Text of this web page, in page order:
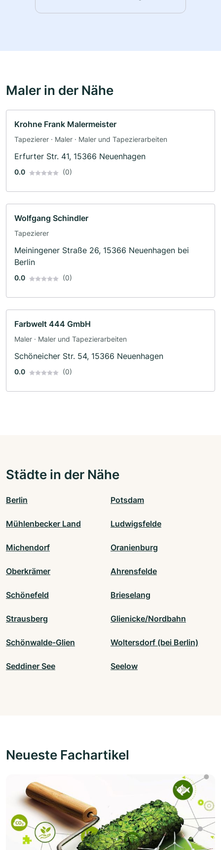
Maler in der Nähe
Krohne Frank Malermeister
Tapezierer · Maler · Maler und Tapezierarbeiten
Erfurter Str. 41, 15366 Neuenhagen
0.0 (0)
Wolfgang Schindler
Tapezierer
Meiningener Straße 26, 15366 Neuenhagen bei
Berlin
0.0 (0)
Farbwelt 444 GmbH
Maler · Maler und Tapezierarbeiten
Schöneicher Str. 54, 15366 Neuenhagen
0.0 (0)
Städte in der Nähe
Berlin Potsdam
Mühlenbecker Land Ludwigsfelde
Michendorf Oranienburg
Oberkrämer Ahrensfelde
Schönefeld Brieselang
Strausberg Glienicke/Nordbahn
Schönwalde-Glien Woltersdorf (bei Berlin)
Seddiner See Seelow
Neueste Fachartikel